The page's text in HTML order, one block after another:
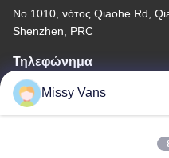
Νο 1010, νότος Qiaohe Rd,
Shenzhen, PRC
Τηλεφώνημα
+86-185-7643-6547
Missy Vans